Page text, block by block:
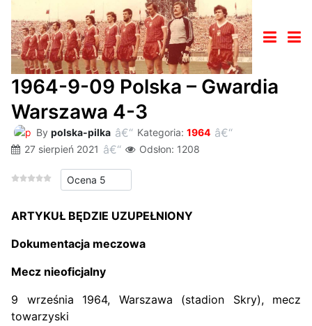
1964-9-09 Polska – Gwardia
Warszawa 4-3
By polska-pilka Kategoria: 1964
27 sierpień 2021
Odsłon: 1208
Proszę, oceń
ARTYKUŁ BĘDZIE UZUPEŁNIONY
Dokumentacja meczowa
Mecz nieoficjalny
9 września 1964, Warszawa (stadion Skry), mecz
towarzyski